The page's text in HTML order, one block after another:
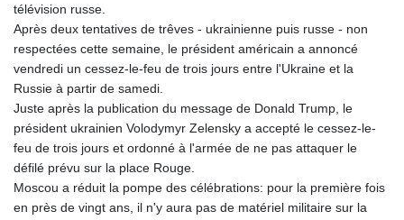
ILS 2.99985
IMP 0.740916
INR 95.210504
1306.058902
IRR
1375550.000352
JEP 0.740916
JMD 158.335856
télévision russe.
Après deux tentatives de trêves - ukrainienne puis russe - non
respectées cette semaine, le président américain a annoncé
vendredi un cessez-le-feu de trois jours entre l'Ukraine et la
Russie à partir de samedi.
Juste après la publication du message de Donald Trump, le
président ukrainien Volodymyr Zelensky a accepté le cessez-le-
feu de trois jours et ordonné à l'armée de ne pas attaquer le
défilé prévu sur la place Rouge.
Moscou a réduit la pompe des célébrations: pour la première fois
en près de vingt ans, il n'y aura pas de matériel militaire sur la